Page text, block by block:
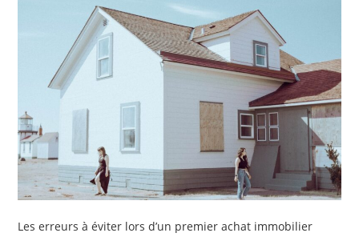
Les erreurs à éviter lors d’un premier achat immobilier